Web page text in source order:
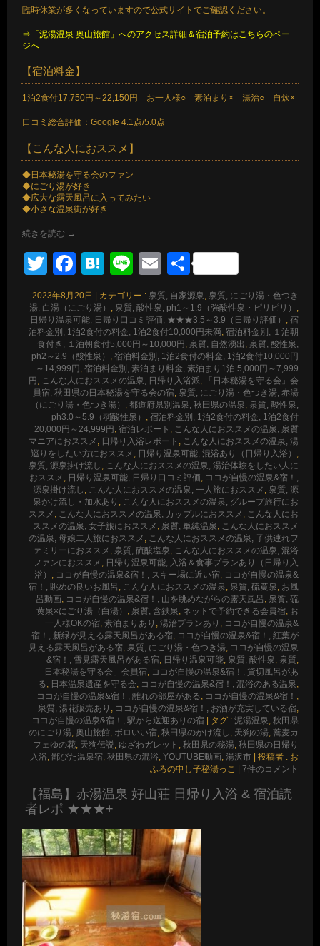
臨時休業が多くなっていますので公式サイトでご確認ください。
⇒「泥湯温泉 奥山旅館」へのアクセス詳細＆宿泊予約はこちらのペー
ジへ
【宿泊料金】
1泊2食付17,750円～22,150円 お一人様○ 素泊まり× 湯治○ 自炊×
口コミ総合評価：Google 4.1点/5.0点
【こんな人におススメ】
◆日本秘湯を守る会のファン
◆にごり湯が好き
◆広大な露天風呂に入ってみたい
◆小さな温泉街が好き
続きを読む →
TwitterFacebook
Hatena
LineEmail
共
有
2023年8月20日 カテゴリー : 泉質, 自家源泉, 泉質, にごり湯・色つき
湯, 白湯（にごり湯） , 泉質, 酸性泉, ph1～1.9（強酸性泉・ピリピリ） ,
日帰り温泉可能, 日帰り口コミ評価, ★★★3.5～3.9（日帰り評価） , 宿
泊料金別, 1泊2食付の料金, 1泊2食付10,000円未満, 宿泊料金別, １泊朝
食付き, １泊朝食付5,000円～10,000円 , 泉質, 自然湧出 , 泉質, 酸性泉,
ph2～2.9（酸性泉） , 宿泊料金別, 1泊2食付の料金, 1泊2食付10,000円
～14,999円 , 宿泊料金別, 素泊まり料金, 素泊まり1泊 5,000円～7,999
円 , こんな人におススメの温泉, 日帰り入浴派,
「日本秘湯を守る会」会
員宿, 秋田県の日本秘湯を守る会の宿, 泉質, にごり湯・色つき湯, 赤湯
（にごり湯・色つき湯） , 都道府県別温泉, 秋田県の温泉, 泉質, 酸性泉,
ph3.0～5.9（弱酸性泉） , 宿泊料金別, 1泊2食付の料金, 1泊2食付
20,000円～24,999円 , 宿泊レポート , こんな人におススメの温泉, 泉質
マニアにおススメ , 日帰り入浴レポート , こんな人におススメの温泉, 湯
巡りをしたい方におススメ , 日帰り温泉可能, 混浴あり（日帰り入浴） ,
泉質, 源泉掛け流し , こんな人におススメの温泉, 湯治体験をしたい人に
おススメ , 日帰り温泉可能, 日帰り口コミ評価, ココが自慢の温泉&宿！,
源泉掛け流し , こんな人におススメの温泉, 一人旅におススメ , 泉質, 源
泉かけ流し・加水あり , こんな人におススメの温泉, グループ旅行にお
ススメ , こんな人におススメの温泉, カップルにおススメ , こんな人にお
ススメの温泉, 女子旅におススメ , 泉質, 単純温泉, こんな人におススメ
の温泉, 母娘二人旅におススメ , こんな人におススメの温泉, 子供連れフ
ァミリーにおススメ , 泉質, 硫酸塩泉, こんな人におススメの温泉, 混浴
ファンにおススメ , 日帰り温泉可能, 入浴＆食事プランあり（日帰り入
浴） , ココが自慢の温泉&宿！, スキー場に近い宿, ココが自慢の温泉&
宿！, 眺めの良いお風呂 , こんな人におススメの温泉, 泉質, 硫黄泉, お風
呂動画, ココが自慢の温泉&宿！, 山を眺めながらの露天風呂 , 泉質, 硫
黄泉×にごり湯（白湯） , 泉質, 含鉄泉, ネットで予約できる会員宿, お
一人様OKの宿, 素泊まりあり , 湯治プランあり , ココが自慢の温泉&
宿！, 新緑が見える露天風呂がある宿, ココが自慢の温泉&宿！, 紅葉が
見える露天風呂がある宿, 泉質, にごり湯・色つき湯, ココが自慢の温泉
&宿！, 雪見露天風呂がある宿, 日帰り温泉可能, 泉質, 酸性泉, 泉質,
「日本秘湯を守る会」会員宿, ココが自慢の温泉&宿！, 貸切風呂があ
る, 日本温泉遺産を守る会, ココが自慢の温泉&宿！, 混浴のある温泉,
ココが自慢の温泉&宿！, 離れの部屋がある, ココが自慢の温泉&宿！ ,
泉質, 湯花販売あり , ココが自慢の温泉&宿！, お酒が充実している宿,
ココが自慢の温泉&宿！, 駅から送迎ありの宿
タグ : 泥湯温泉, 秋田県
のにごり湯, 奥山旅館, ボロいい宿, 秋田県のかけ流し , 天狗の湯, 蕎麦カ
フェゆの花, 天狗伝説, ゆざわガレット , 秋田県の秘湯, 秋田県の日帰り
入浴, 鄙びた温泉宿, 秋田県の混浴, YOUTUBE動画, 湯沢市
投稿者 : お
ふろの申し子秘湯っこ
7件のコメント
【福島】赤湯温泉 好山荘 日帰り入浴 & 宿泊読
者レポ ★★★+